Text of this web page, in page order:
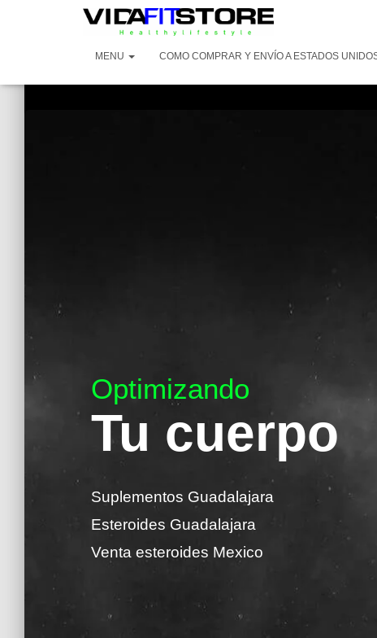
MENU COMO COMPRAR Y ENVÍO A ESTADOS
Optimizando
Tu cuerpo
Suplementos Guadalajara
Esteroides Guadalajara
Venta esteroides Mexico